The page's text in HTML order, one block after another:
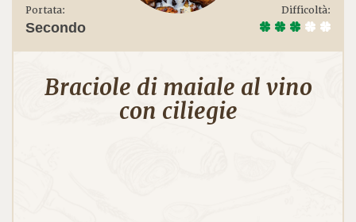
Portata:
Secondo
Difficoltà:
Braciole di maiale al vino
con ciliegie